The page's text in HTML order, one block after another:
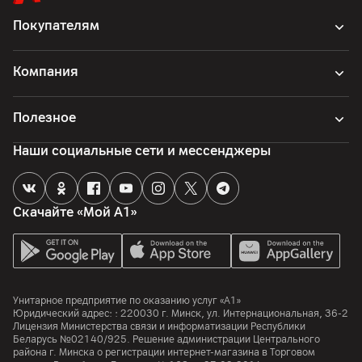
Аккумулятор
Батарея
Li-pol 867 мАч; беспроводная зарядка
Время работы
До 11 дней без подзарядки (режим экономии заряда
SIM-карта
Формат SIM
Стандарт
UMTS (3G) 800/850/900/1700/1800/1900/2100; LTE (4G)
8/B39/B40/B41/B66
Корпус
Покупателям
Компания
Полезное
Скачайте «Мой А1»
Наши социальные сети и мессенджеры
Унитарное предприятие по оказанию услуг «А1»
Юридический адрес: : 220030 г. Минск, ул. Интернациональная, 36-2
Лицензия Министерства связи и информатизации Республики
Беларусь №02140/925. Решение администрации Центрального
района г. Минска о регистрации интернет-магазина в Торговом